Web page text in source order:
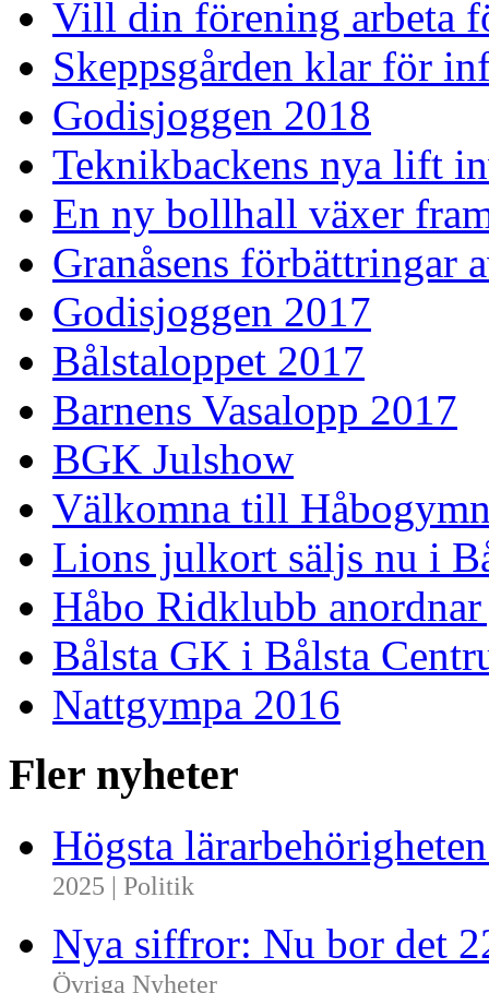
Vill din förening arbeta
Skeppsgården klar för
Godisjoggen 2018
Teknikbackens nya lift
En ny bollhall växer
Granåsens förbättringar
Godisjoggen 2017
Bålstaloppet 2017
Barnens Vasalopp 2017
BGK Julshow
Välkomna till
Lions julkort säljs nu i
Håbo Ridklubb
Bålsta GK i Bålsta
Nattgympa 2016
Fler nyheter
Högsta
2025 | Politik
Nya siffror: Nu bor det